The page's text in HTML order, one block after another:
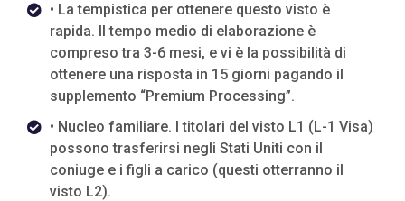
• La tempistica per ottenere questo visto è
rapida. Il tempo medio di elaborazione è
compreso tra 3-6 mesi, e vi è la possibilità di
ottenere una risposta in 15 giorni pagando il
supplemento “Premium Processing”.
• Nucleo familiare. I titolari del visto L1 (L-1 Visa)
possono trasferirsi negli Stati Uniti con il
coniuge e i figli a carico (questi otterranno il
visto L2).